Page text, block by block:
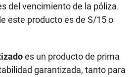
del vencimiento de la póliza.
este producto es de S/15 o
es un producto de prima
garantizada, tanto para